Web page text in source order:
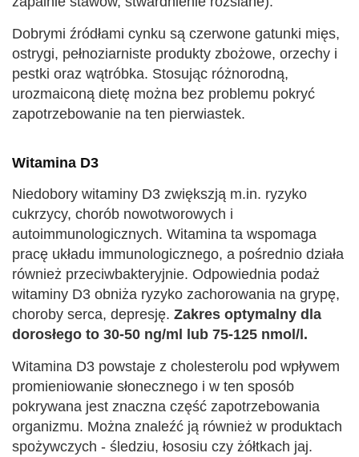
Dobrymi źródłami cynku są czerwone gatunki mięs,
ostrygi, pełnoziarniste produkty zbożowe, orzechy i
pestki oraz wątróbka. Stosując różnorodną,
urozmaiconą dietę można bez problemu pokryć
zapotrzebowanie na ten pierwiastek.
Witamina D3
Niedobory witaminy D3 zwiększją m.in. ryzyko
cukrzycy, chorób nowotworowych i
autoimmunologicznych. Witamina ta wspomaga
pracę układu immunologicznego, a pośrednio działa
również przeciwbakteryjnie. Odpowiednia podaż
witaminy D3 obniża ryzyko zachorowania na grypę,
choroby serca, depresję. Zakres optymalny dla
dorosłego to 30-50 ng/ml lub 75-125 nmol/l.
Witamina D3 powstaje z cholesterolu pod wpływem
promieniowanie słonecznego i w ten sposób
pokrywana jest znaczna część zapotrzebowania
organizmu. Można znaleźć ją również w produktach
spożywczych - śledziu, łososiu czy żółtkach jaj.